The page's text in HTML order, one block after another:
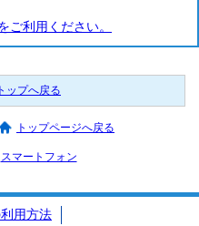
ご利用ください。
ップへ戻る
トップページへ戻る
スマートフォン
用方法